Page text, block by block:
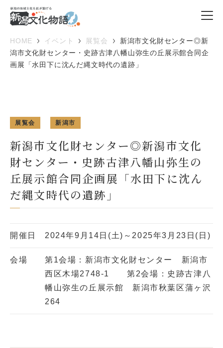
HOME イベント 展覧会
新潟市文化財センター◎新
潟市文化財センター・史跡古津八幡山弥生の丘展示館合同企
画展「水田下に沈んだ縄文時代の遺跡」
展覧会 新潟市
新潟市文化財センター◎新潟市文化
財センター・史跡古津八幡山弥生の
丘展示館合同企画展「水田下に沈ん
だ縄文時代の遺跡」
開催日 2024年9月14日(土)～2025年3月23日(日)
会場
第1会場：新潟市文化財センター 新潟市
西区木場2748-1 第2会場：史跡古津八
幡山弥生の丘展示館 新潟市秋葉区蒲ヶ沢
264